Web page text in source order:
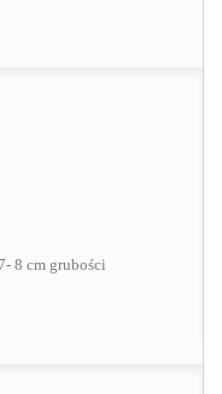
8 cm grubości